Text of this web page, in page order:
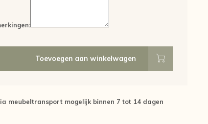
Toevoegen aan winkelwagen
meubeltransport mogelijk binnen 7 tot 14 dagen